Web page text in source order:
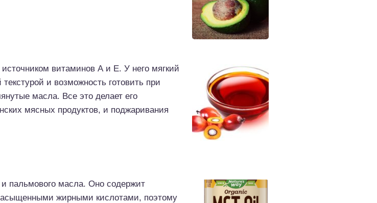
витаминов А и Е. У него мягкий
и возможность готовить при
масла. Все это делает его
мясных продуктов, и поджаривания
пальмового масла. Оно содержит
жирными кислотами, поэтому